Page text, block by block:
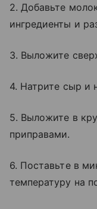
2. Добавьте
ингредиенты и
3. Выложите
4. Натрите сыр и
5. Выложите в
приправами.
6. Поставьте в
температуру на